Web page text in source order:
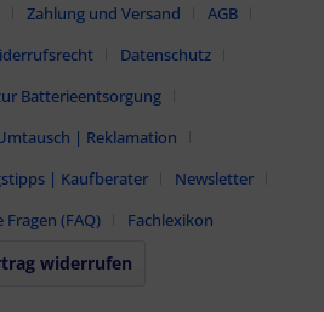
Zahlung und Versand
AGB
Datenschutz
Batterieentsorgung
| Reklamation
| Kaufberater
Newsletter
(FAQ)
Fachlexikon
widerrufen